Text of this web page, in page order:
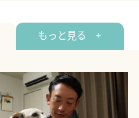
もっと見る +